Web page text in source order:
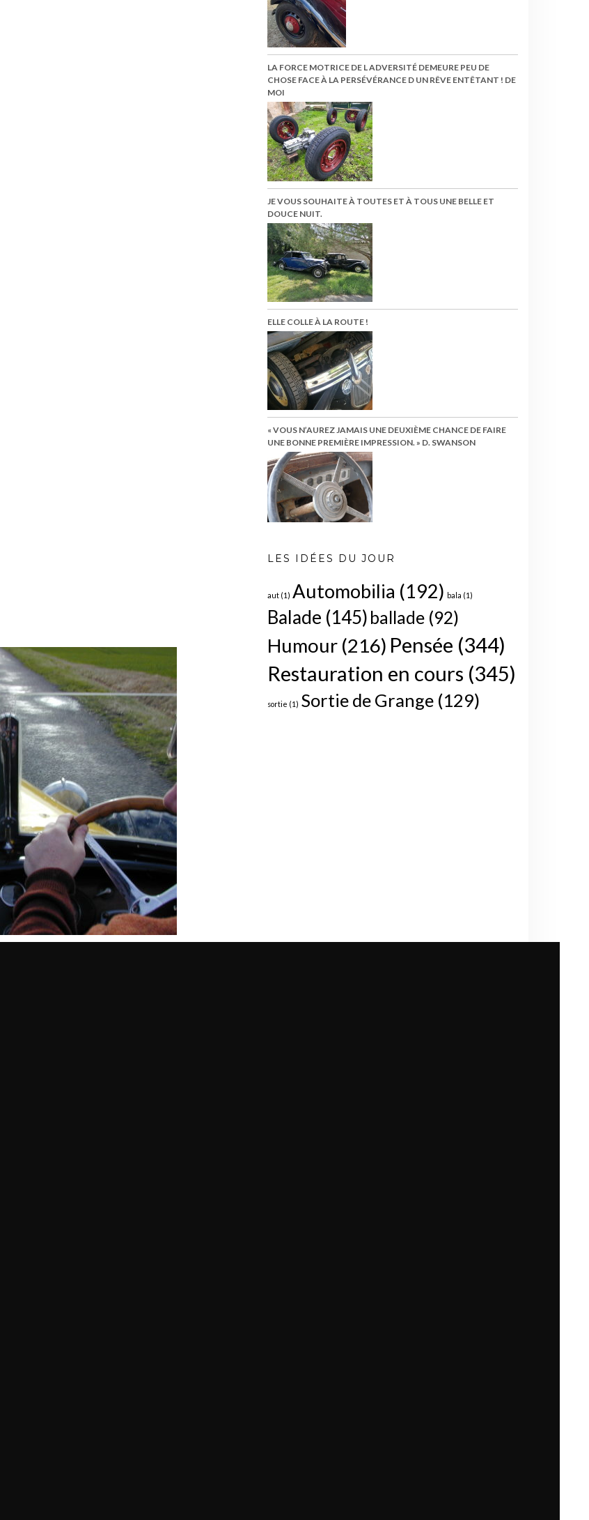
LA FORCE MOTRICE DE L ADVERSITÉ DEMEURE PEU DE
CHOSE FACE À LA PERSÉVÉRANCE D UN RÊVE ENTÊTANT ! DE
MOI
JE VOUS SOUHAITE À TOUTES ET À TOUS UNE BELLE ET
DOUCE NUIT.
ELLE COLLE À LA ROUTE !
« VOUS N’AUREZ JAMAIS UNE DEUXIÈME CHANCE DE FAIRE
UNE BONNE PREMIÈRE IMPRESSION. » D. SWANSON
LES IDÉES DU JOUR
aut (1) Automobilia (192) bala (1)
Balade (145) ballade (92)
Humour (216) Pensée (344)
Restauration en cours (345)
sortie (1) Sortie de Grange (129)